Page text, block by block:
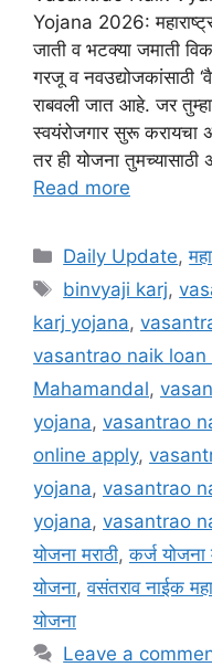
Yojana 2026:
जाती व भटक्या जमाती
गरजू व नवउद्योजकांसाठी
राबवली जात आहे. जर
स्वयंरोजगार सुरू
तर ही योजना
Read more
Categories
Daily Update,
Tags
binvyaji karj,
karj yojana,
vasantrao naik loan
Mahamandal,
yojana, vasantrao
online apply,
yojana, vasantrao
yojana, vasantrao
योजना मराठी,कर्ज योजना
योजना,वसंतराव नाईक
योजना
Leave a